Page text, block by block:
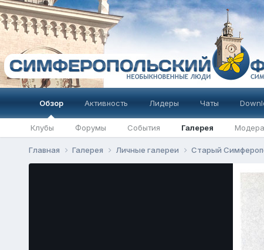
Обзор
Клубы Форумы События Галерея
Активность Лидеры Чаты
Главная Галерея Личные галереи Старый